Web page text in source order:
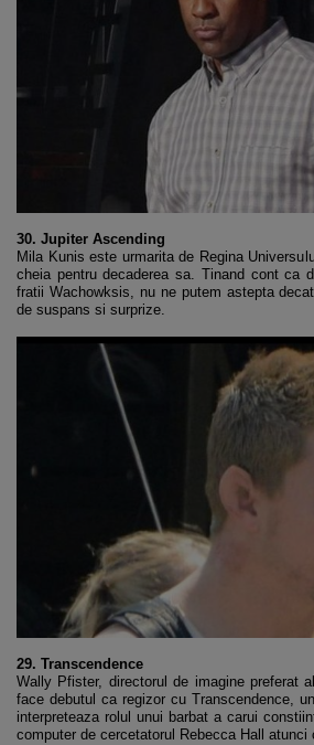
30. Jupiter Ascending
Mila Kunis este urmarita de Regina
cheia pentru decaderea sa. Tinand cont ca
fratii Wachowksis, nu ne putem astepta
de suspans si surprize.
29. Transcendence
Wally Pfister, directorul de imagine preferat
face debutul ca regizor cu Transcendence,
interpreteaza rolul unui barbat a carui
computer de cercetatorul Rebecca Hall atunci